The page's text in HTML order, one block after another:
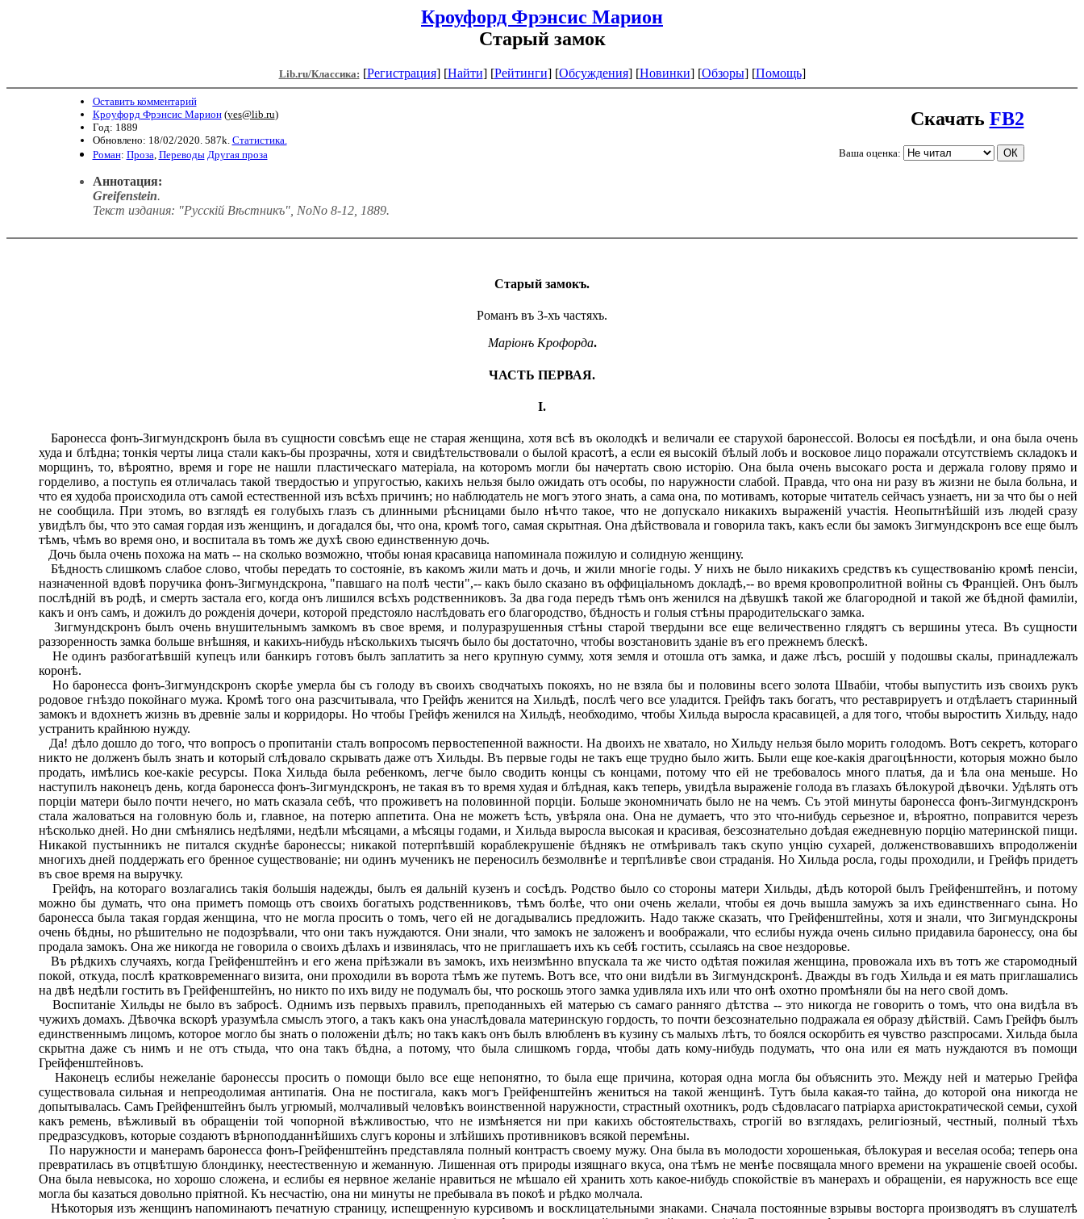
Кроуфорд Фрэнсис Марион
Старый замок
Lib.ru/Классика: [Регистрация] [Найти] [Рейтинги] [Обсуждения] [Новинки] [Обзоры] [Помощь]
Оставить комментарий
Кроуфорд Фрэнсис Марион(yes@lib.ru)
Год: 1889
Обновлено: 18/02/2020. 587k. Статистика.
Роман: Проза Переводы Другая проза
Скачать FB2
Ваша оценка:
Аннотация:
Greifenstein.
Текст издания: "Русскій Вѣстникъ", NoNo 8-12, 1889.
Старый замокъ.
Романъ въ 3-хъ частяхъ.
Маріонъ Крофорда.
ЧАСТЬ ПЕРВАЯ.
I.
Баронесса фонъ-Зигмундскронъ была въ сущности совсѣмъ еще не старая женщина, хотя всѣ въ околодкѣ и величали ее старухой баронессой. Волосы ея посѣдѣли, и она была очень
худа и блѣдна; тонкія черты лица стали какъ-бы прозрачны, хотя и свидѣтельствовали о былой красотѣ, а если ея высокій бѣлый лобъ и восковое лицо поражали отсутствіемъ складокъ и
морщинъ, то, вѣроятно, время и горе не нашли пластическаго матеріала, на которомъ могли бы начертать свою исторію. Она была очень высокаго роста и держала голову прямо и
горделиво, а поступь ея отличалась такой твердостью и упругостью, какихъ нельзя было ожидать отъ особы, по наружности слабой. Правда, что она ни разу въ жизни не была больна, и
что ея худоба происходила отъ самой естественной изъ всѣхъ причинъ; но наблюдатель не могъ этого знать, а сама она, по мотивамъ, которые читатель сейчасъ узнаетъ, ни за что бы о ней
не сообщила. При этомъ, во взглядѣ ея голубыхъ глазъ съ длинными рѣсницами было нѣчто такое, что не допускало никакихъ выраженій участія. Неопытнѣйшій изъ людей сразу
увидѣлъ бы, что это самая гордая изъ женщинъ, и догадался бы, что она, кромѣ того, самая скрытная. Она дѣйствовала и говорила такъ, какъ если бы замокъ Зигмундскронъ все еще былъ
тѣмъ, чѣмъ во время оно, и воспитала въ томъ же духѣ свою единственную дочь.
Дочь была очень похожа на мать -- на сколько возможно, чтобы юная красавица напоминала пожилую и солидную женщину.
Бѣдность слишкомъ слабое слово, чтобы передать то состояніе, въ какомъ жили мать и дочь, и жили многіе годы. У нихъ не было никакихъ средствъ къ существованію кромѣ пенсіи,
назначенной вдовѣ поручика фонъ-Зигмундскрона, "павшаго на полѣ чести",-- какъ было сказано въ оффиціальномъ докладѣ,-- во время кровопролитной войны съ Франціей. Онъ былъ
послѣдній въ родѣ, и смерть застала его, когда онъ лишился всѣхъ родственниковъ. За два года передъ тѣмъ онъ женился на дѣвушкѣ такой же благородной и такой же бѣдной фамиліи,
какъ и онъ самъ, и дожилъ до рожденія дочери, которой предстояло наслѣдовать его благородство, бѣдность и голыя стѣны прародительскаго замка.
Зигмундскронъ былъ очень внушительнымъ замкомъ въ свое время, и полуразрушенныя стѣны старой твердыни все еще величественно глядятъ съ вершины утеса. Въ сущности
раззоренность замка больше внѣшняя, и какихъ-нибудь нѣсколькихъ тысячъ было бы достаточно, чтобы возстановить зданіе въ его прежнемъ блескѣ.
Не одинъ разбогатѣвшій купецъ или банкиръ готовъ былъ заплатить за него крупную сумму, хотя земля и отошла отъ замка, и даже лѣсъ, росшій у подошвы скалы, принадлежалъ
коронѣ.
Но баронесса фонъ-Зигмундскронъ скорѣе умерла бы съ голоду въ своихъ сводчатыхъ покояхъ, но не взяла бы и половины всего золота Швабіи, чтобы выпустить изъ своихъ рукъ
родовое гнѣздо покойнаго мужа. Кромѣ того она разсчитывала, что Грейфъ женится на Хильдѣ, послѣ чего все уладится. Грейфъ такъ богатъ, что реставрируетъ и отдѣлаетъ старинный
замокъ и вдохнетъ жизнь въ древніе залы и корридоры. Но чтобы Грейфъ женился на Хильдѣ, необходимо, чтобы Хильда выросла красавицей, а для того, чтобы выростить Хильду, надо
устранить крайнюю нужду.
Да! дѣло дошло до того, что вопросъ о пропитаніи сталъ вопросомъ первостепенной важности. На двоихъ не хватало, но Хильду нельзя было морить голодомъ. Вотъ секретъ, котораго
никто не долженъ былъ знать и который слѣдовало скрывать даже отъ Хильды. Въ первые годы не такъ еще трудно было жить. Были еще кое-какія драгоцѣнности, которыя можно было
продать, имѣлись кое-какіе ресурсы. Пока Хильда была ребенкомъ, легче было сводить концы съ концами, потому что ей не требовалось много платья, да и ѣла она меньше. Но
наступилъ наконецъ день, когда баронесса фонъ-Зигмундскронъ, не такая въ то время худая и блѣдная, какъ теперь, увидѣла выраженіе голода въ глазахъ бѣлокурой дѣвочки. Удѣлять отъ
порціи матери было почти нечего, но мать сказала себѣ, что проживетъ на половинной порціи. Больше экономничать было не на чемъ. Съ этой минуты баронесса фонъ-Зигмундскронъ
стала жаловаться на головную боль и, главное, на потерю аппетита. Она не можетъ ѣсть, увѣряла она. Она не думаетъ, что это что-нибудь серьезное и, вѣроятно, поправится черезъ
нѣсколько дней. Но дни смѣнялись недѣлями, недѣли мѣсяцами, а мѣсяцы годами, и Хильда выросла высокая и красивая, безсознательно доѣдая ежедневную порцію материнской пищи.
Никакой пустынникъ не питался скуднѣе баронессы; никакой потерпѣвшій кораблекрушеніе бѣднякъ не отмѣривалъ такъ скупо унцію сухарей, долженствовавшихъ впродолженіи
многихъ дней поддержать его бренное существованіе; ни одинъ мученикъ не переносилъ безмолвнѣе и терпѣливѣе свои страданія. Но Хильда росла, годы проходили, и Грейфъ придетъ
въ свое время на выручку.
Грейфъ, на котораго возлагались такія большія надежды, былъ ея дальній кузенъ и сосѣдъ. Родство было со стороны матери Хильды, дѣдъ которой былъ Грейфенштейнъ, и потому
можно бы думать, что она приметъ помощь отъ своихъ богатыхъ родственниковъ, тѣмъ болѣе, что они очень желали, чтобы ея дочь вышла замужъ за ихъ единственнаго сына. Но
баронесса была такая гордая женщина, что не могла просить о томъ, чего ей не догадывались предложить. Надо также сказать, что Грейфенштейны, хотя и знали, что Зигмундскроны
очень бѣдны, но рѣшительно не подозрѣвали, что они такъ нуждаются. Они знали, что замокъ не заложенъ и воображали, что еслибы нужда очень сильно придавила баронессу, она бы
продала замокъ. Она же никогда не говорила о своихъ дѣлахъ и извинялась, что не приглашаетъ ихъ къ себѣ гостить, ссылаясь на свое нездоровье.
Въ рѣдкихъ случаяхъ, когда Грейфенштейнъ и его жена пріѣзжали въ замокъ, ихъ неизмѣнно впускала та же чисто одѣтая пожилая женщина, провожала ихъ въ тотъ же старомодный
покой, откуда, послѣ кратковременнаго визита, они проходили въ ворота тѣмъ же путемъ. Вотъ все, что они видѣли въ Зигмундскронѣ. Дважды въ годъ Хильда и ея мать приглашались
на двѣ недѣли гостить въ Грейфенштейнъ, но никто по ихъ виду не подумалъ бы, что роскошь этого замка удивляла ихъ или что онѣ охотно промѣняли бы на него свой домъ.
Воспитаніе Хильды не было въ забросѣ. Однимъ изъ первыхъ правилъ, преподанныхъ ей матерью съ самаго ранняго дѣтства -- это никогда не говорить о томъ, что она видѣла въ
чужихъ домахъ. Дѣвочка вскорѣ уразумѣла смыслъ этого, а такъ какъ она унаслѣдовала материнскую гордость, то почти безсознательно подражала ея образу дѣйствій. Самъ Грейфъ былъ
единственнымъ лицомъ, которое могло бы знать о положеніи дѣлъ; но такъ какъ онъ былъ влюбленъ въ кузину съ малыхъ лѣтъ, то боялся оскорбить ея чувство разспросами. Хильда была
скрытна даже съ нимъ и не отъ стыда, что она такъ бѣдна, а потому, что была слишкомъ горда, чтобы дать кому-нибудь подумать, что она или ея мать нуждаются въ помощи
Грейфенштейновъ.
Наконецъ еслибы нежеланіе баронессы просить о помощи было все еще непонятно, то была еще причина, которая одна могла бы объяснить это. Между ней и матерью Грейфа
существовала сильная и непреодолимая антипатія. Она не постигала, какъ могъ Грейфенштейнъ жениться на такой женщинѣ. Тутъ была какая-то тайна, до которой она никогда не
допытывалась. Самъ Грейфенштейнъ былъ угрюмый, молчаливый человѣкъ воинственной наружности, страстный охотникъ, родъ сѣдовласаго патріарха аристократической семьи, сухой
какъ ремень, вѣжливый въ обращеніи той чопорной вѣжливостью, что не измѣняется ни при какихъ обстоятельствахъ, строгій во взглядахъ, религіозный, честный, полный тѣхъ
предразсудковъ, которые создаютъ вѣрноподданнѣйшихъ слугъ короны и злѣйшихъ противниковъ всякой перемѣны.
По наружности и манерамъ баронесса фонъ-Грейфенштейнъ представляла полный контрастъ своему мужу. Она была въ молодости хорошенькая, бѣлокурая и веселая особа; теперь она
превратилась въ отцвѣтшую блондинку, неестественную и жеманную. Лишенная отъ природы изящнаго вкуса, она тѣмъ не менѣе посвящала много времени на украшеніе своей особы.
Она была невысока, но хорошо сложена, и еслибы ея нервное желаніе нравиться не мѣшало ей хранить хоть какое-нибудь спокойствіе въ манерахъ и обращеніи, ея наружность все еще
могла бы казаться довольно пріятной. Къ несчастію, она ни минуты не пребывала въ покоѣ и рѣдко молчала.
Нѣкоторыя изъ женщинъ напоминаютъ печатную страницу, испещренную курсивомъ и восклицательными знаками. Сначала постоянные взрывы восторга производятъ въ слушателѣ